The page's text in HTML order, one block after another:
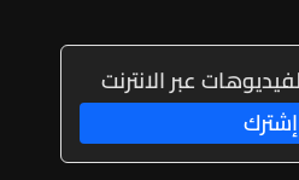
عبر الانترنت
إشترك